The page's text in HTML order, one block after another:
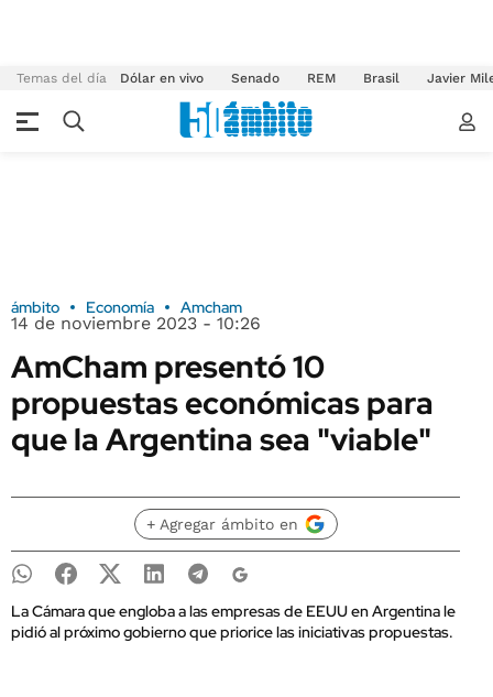
Temas del día Dólar en vivo Senado REM Brasil Javier
ámbito Economía Amcham
14 de noviembre 2023 - 10:26
AmCham presentó 10
propuestas económicas para
que la Argentina sea "viable"
+ Agregar ámbito en
La Cámara que engloba a las empresas de EEUU en Argentina le
pidió al próximo gobierno que priorice las iniciativas propuestas.